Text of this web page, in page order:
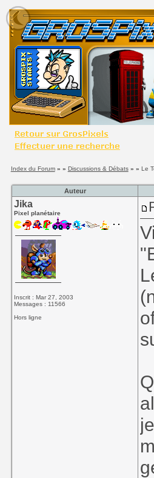
Index du Forum» » Discussions & Débats» » Le
Auteur
Jika
Pixel planétaire
Inscrit : Mar 27, 2003
Messages : 11566
Hors ligne